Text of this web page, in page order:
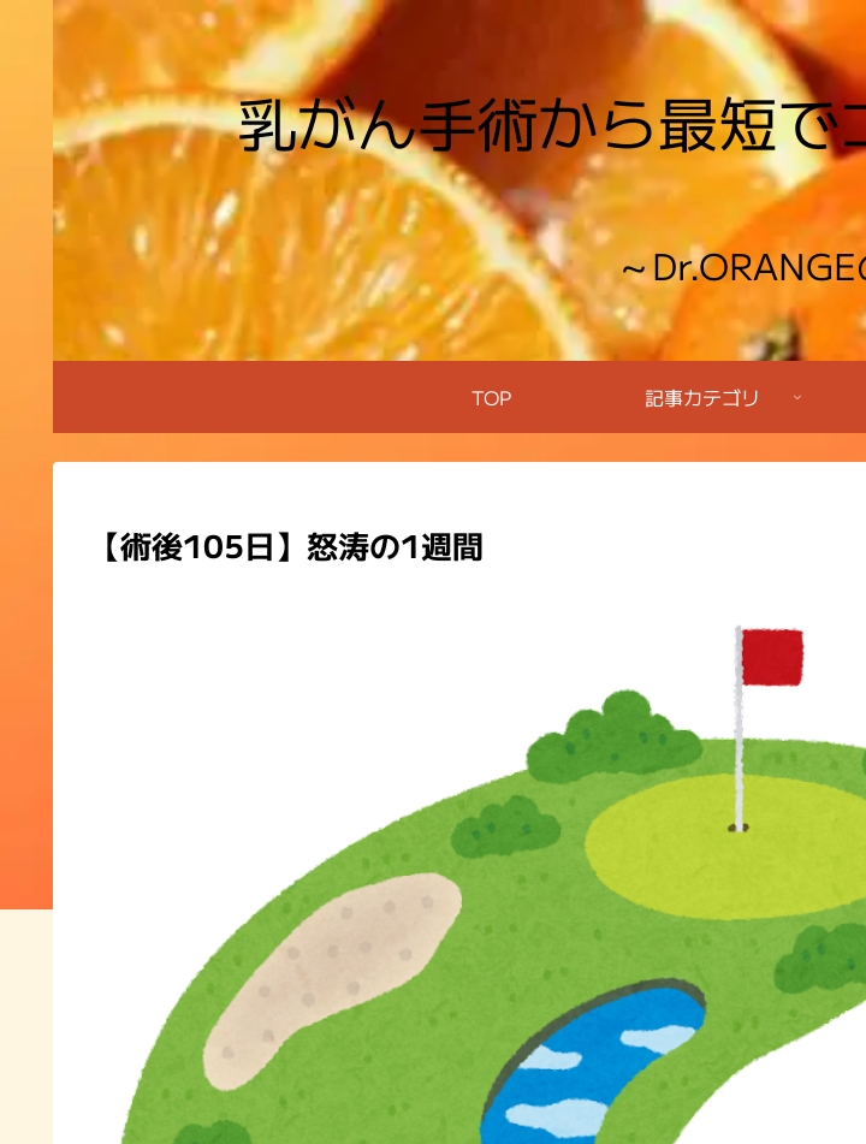
乳がん手術から最短
～
TOP 記事カテゴリ
【術後105日】怒涛の1週間